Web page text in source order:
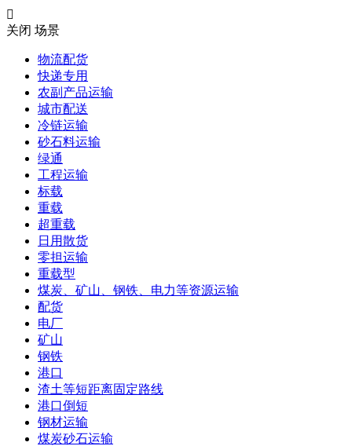

关闭 场景
物流配货
快递专用
农副产品运输
城市配送
冷链运输
砂石料运输
绿通
工程运输
标载
重载
超重载
日用散货
零担运输
重载型
煤炭、矿山、钢铁、电力等资源运输
配货
电厂
矿山
钢铁
港口
渣土等短距离固定路线
港口倒短
钢材运输
煤炭砂石运输